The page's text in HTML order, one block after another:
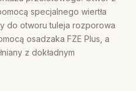
specjalnego wiertła
do otworu tuleja rozporowa
osadzaka FZE Plus, a
z dokładnym